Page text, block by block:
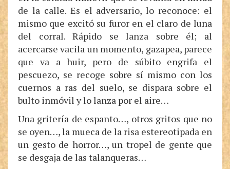
de la calle. Es el adversario, lo reconoce: el
mismo que excitó su furor en el claro de luna
del corral. Rápido se lanza sobre él; al
acercarse vacila un momento, gazapea, parece
que va a huir, pero de súbito engrifa el
pescuezo, se recoge sobre sí mismo con los
cuernos a ras del suelo, se dispara sobre el
bulto inmóvil y lo lanza por el aire…
Una gritería de espanto…, otros gritos que no
se oyen…, la mueca de la risa estereotipada en
un gesto de horror…, un tropel de gente que
se desgaja de las talanqueras…